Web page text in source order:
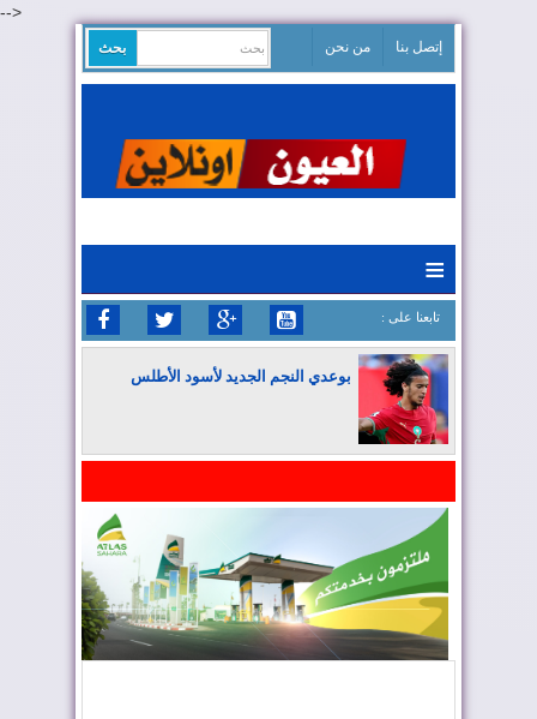
-->
إتصل بنا من نحن
≡
: تابعنا على
بوعدي النجم الجديد لأسود الأطلس
المغرب يعزز موقعه في صناعة الطيران